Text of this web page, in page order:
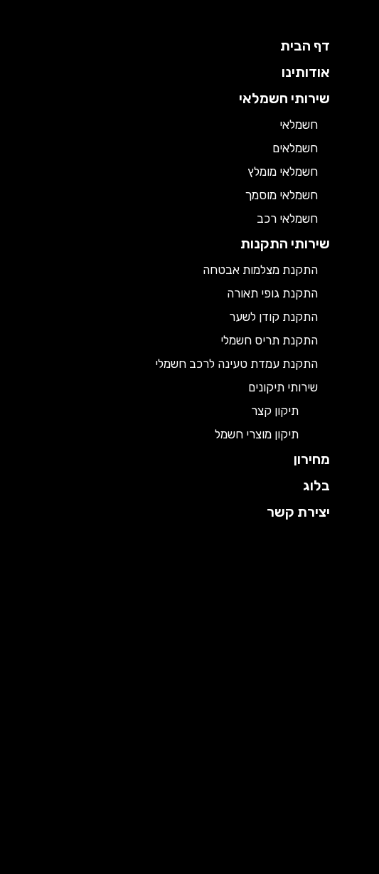
דף הבית
אודותינו
שירותי חשמלאי
חשמלאי
חשמלאים
חשמלאי מומלץ
חשמלאי מוסמך
חשמלאי רכב
שירותי התקנות
התקנת מצלמות אבטחה
התקנת גופי תאורה
התקנת קודן לשער
התקנת תריס חשמלי
התקנת עמדת טעינה לרכב חשמלי
שירותי תיקונים
תיקון קצר
תיקון מוצרי חשמל
מחירון
בלוג
יצירת קשר